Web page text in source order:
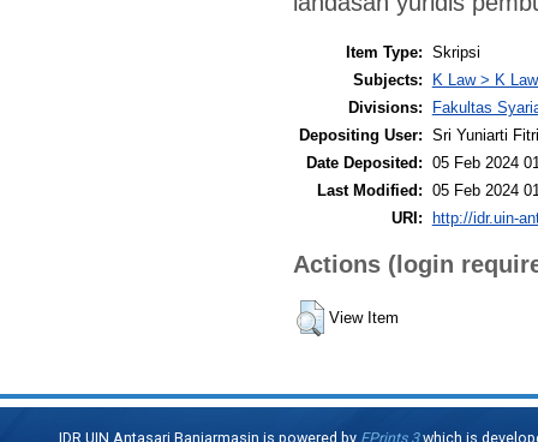
Item Type: Skripsi
Subjects:
K Law > K
Divisions:
Fakultas
Depositing User: Sri Yuniarti
Date Deposited: 05 Feb 2024
Last Modified: 05 Feb 2024
URI: http://idr.uin-
Actions (login
View Item
IDR UIN Antasari Banjarmasin is powered by EPrints 3which is